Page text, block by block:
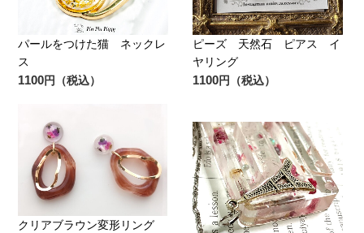
パールをつけた猫 ネックレ
ス
1100円（税込）
ピーズ 天然石 ピアス イ
ヤリング
1100円（税込）
クリアブラウン変形リング